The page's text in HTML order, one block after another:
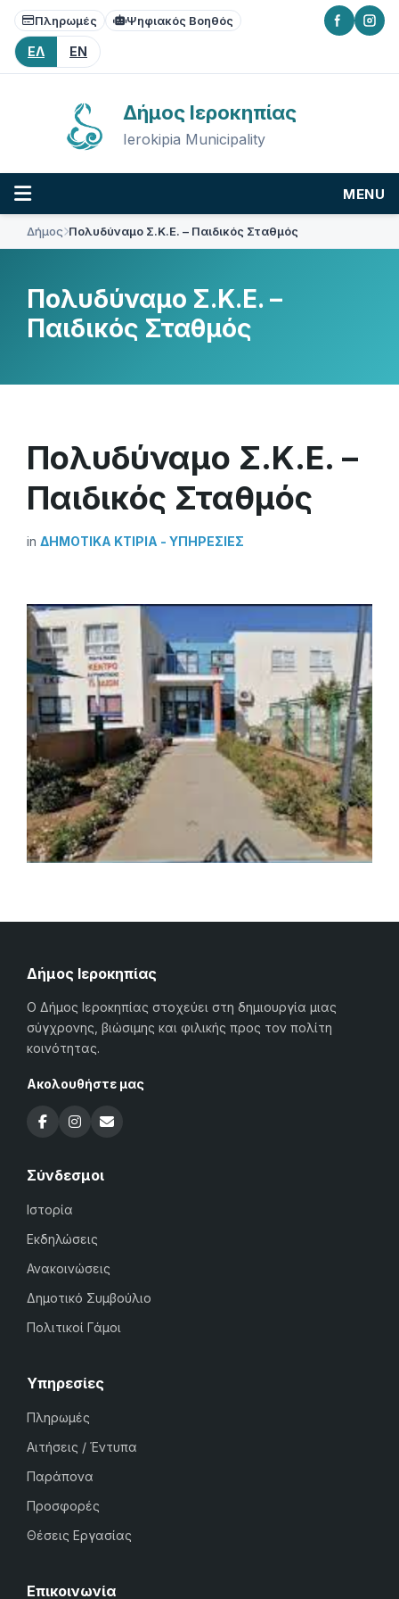
Skip
content
Skip
main
navigation
Skip
footer
Πληρωμές Ψηφιακός Βοηθός
ΕΛ EN
Δήμος Ιεροκηπίας
Ierokipia Municipality
MENU
Δήμος Πολυδύναμο Σ.Κ.Ε. – Παιδικός Σταθμός
Πολυδύναμο Σ.Κ.Ε. –
Παιδικός Σταθμός
Πολυδύναμο Σ.Κ.Ε. –
Παιδικός Σταθμός
in ΔΗΜΟΤΙΚΆ ΚΤΊΡΙΑ - ΥΠΗΡΕΣΊΕΣ
Δήμος Ιεροκηπίας
Ο Δήμος Ιεροκηπίας στοχεύει στη δημιουργία μιας
σύγχρονης, βιώσιμης και φιλικής προς τον πολίτη
κοινότητας.
Ακολουθήστε μας
Σύνδεσμοι
Ιστορία
Εκδηλώσεις
Ανακοινώσεις
Δημοτικό Συμβούλιο
Πολιτικοί Γάμοι
Υπηρεσίες
Πληρωμές
Αιτήσεις / Έντυπα
Παράπονα
Προσφορές
Θέσεις Εργασίας
Επικοινωνία